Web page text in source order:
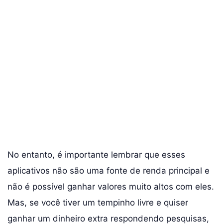
No entanto, é importante lembrar que esses
aplicativos não são uma fonte de renda principal e
não é possível ganhar valores muito altos com eles.
Mas, se você tiver um tempinho livre e quiser
ganhar um dinheiro extra respondendo pesquisas,